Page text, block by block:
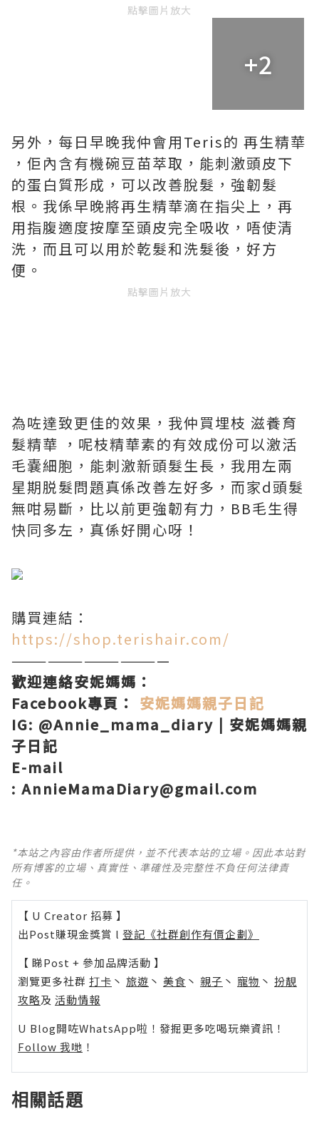
點擊圖片放大
+2
另外，每日早晚我仲會用Teris的 再生精華
，佢內含有機碗豆苗萃取，能刺激頭皮下
的蛋白質形成，可以改善脫髮，強韌髮
根。我係早晚將再生精華滴在指尖上，再
用指腹適度按摩至頭皮完全吸收，唔使清
洗，而且可以用於乾髮和洗髮後，好方
便。
點擊圖片放大
為咗達致更佳的效果，我仲買埋枝 滋養育
髮精華 ，呢枝精華素的有效成份可以激活
毛嚢細胞，能刺激新頭髮生長，我用左兩
星期脱髮問題真係改善左好多，而家d頭髮
無咁易斷，比以前更強韌有力，BB毛生得
快同多左，真係好開心呀！
購買連結：
https://shop.terishair.com/
—————————————
歡迎連絡安妮媽媽：
Facebook專頁： 安妮媽媽親子日記
IG: @Annie_mama_diary | 安妮媽媽親
子日記
E-mail
: AnnieMamaDiary@gmail.com
*本站之內容由作者所提供，並不代表本站的立場。因此本站對
所有博客的立場、真實性、準確性及完整性不負任何法律責
任。
【 U Creator 招募 】
出Post賺現金獎賞 l 登記《社群創作有價企劃》
【 睇Post + 參加品牌活動 】
瀏覽更多社群 打卡 丶 旅遊 丶 美食 丶 親子 丶 寵物 丶 扮靚
攻略及 活動情報
U Blog開咗WhatsApp啦！發掘更多吃喝玩樂資訊！
Follow 我哋 ！
相關話題